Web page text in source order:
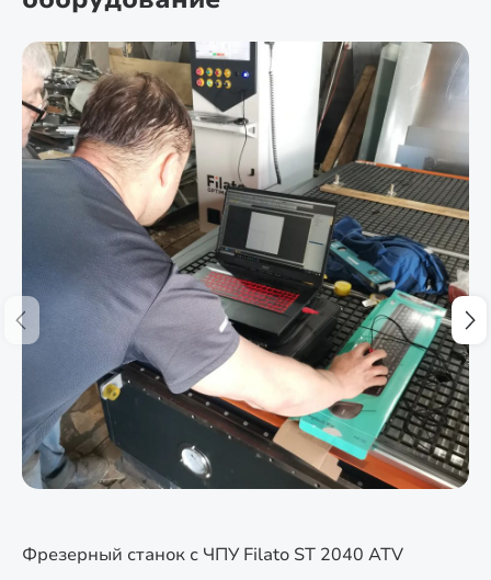
Фрезерный станок с ЧПУ Filato ST 2040 ATV